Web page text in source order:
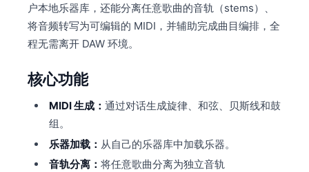
户本地乐器库，还能分离任意歌曲的音轨（stems）、
将音频转写为可编辑的 MIDI，并辅助完成曲目编排，全
程无需离开 DAW 环境。
核心功能
MIDI 生成： 通过对话生成旋律、和弦、贝斯线和鼓
组。
乐器加载： 从自己的乐器库中加载乐器。
音轨分离： 将任意歌曲分离为独立音轨